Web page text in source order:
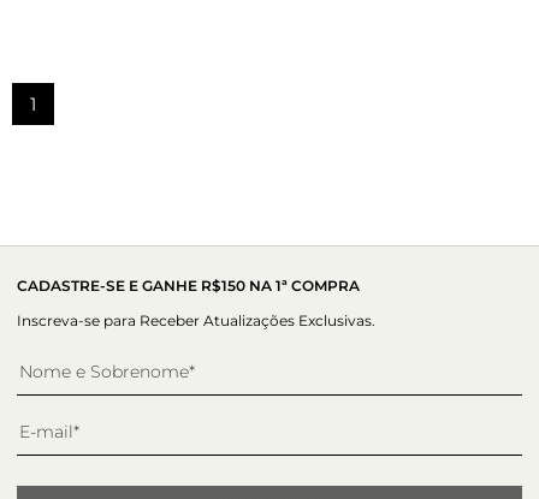
1
CADASTRE-SE E GANHE R$150 NA 1ª COMPRA
Inscreva-se para Receber Atualizações Exclusivas.